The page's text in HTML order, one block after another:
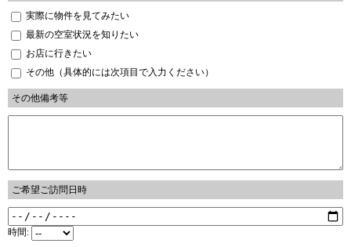
実際に物件を見てみたい
最新の空室状況を知りたい
お店に行きたい
その他（具体的には次項目で入力ください）
その他備考等
ご希望ご訪問日時
時間: